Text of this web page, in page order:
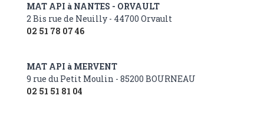
MAT API à NANTES - ORVAULT
2 Bis rue de Neuilly - 44700 Orvault
02 51 78 07 46
MAT API à MERVENT
9 rue du Petit Moulin - 85200 BOURNEAU
02 51 51 81 04